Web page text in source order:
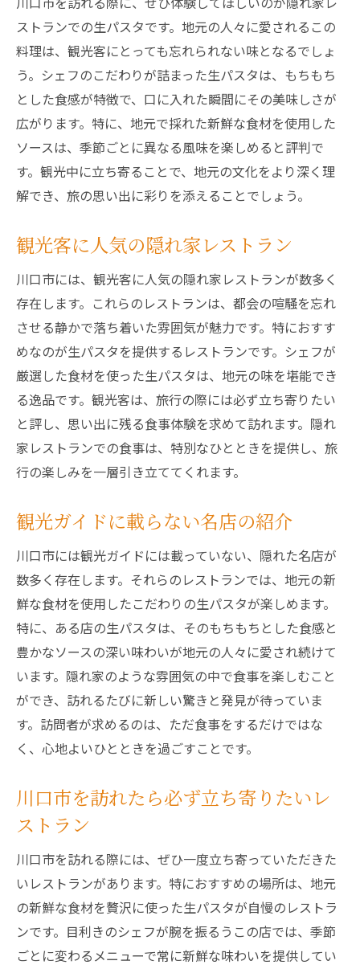
ストランでの生パスタです。地元の人々に愛されるこの
料理は、観光客にとっても忘れられない味となるでしょ
う。シェフのこだわりが詰まった生パスタは、もちもち
とした食感が特徴で、口に入れた瞬間にその美味しさが
広がります。特に、地元で採れた新鮮な食材を使用した
ソースは、季節ごとに異なる風味を楽しめると評判で
す。観光中に立ち寄ることで、地元の文化をより深く理
解でき、旅の思い出に彩りを添えることでしょう。
観光客に人気の隠れ家レストラン
川口市には、観光客に人気の隠れ家レストランが数多く
存在します。これらのレストランは、都会の喧騒を忘れ
させる静かで落ち着いた雰囲気が魅力です。特におすす
めなのが生パスタを提供するレストランです。シェフが
厳選した食材を使った生パスタは、地元の味を堪能でき
る逸品です。観光客は、旅行の際には必ず立ち寄りたい
と評し、思い出に残る食事体験を求めて訪れます。隠れ
家レストランでの食事は、特別なひとときを提供し、旅
行の楽しみを一層引き立ててくれます。
観光ガイドに載らない名店の紹介
川口市には観光ガイドには載っていない、隠れた名店が
数多く存在します。それらのレストランでは、地元の新
鮮な食材を使用したこだわりの生パスタが楽しめます。
特に、ある店の生パスタは、そのもちもちとした食感と
豊かなソースの深い味わいが地元の人々に愛され続けて
います。隠れ家のような雰囲気の中で食事を楽しむこと
ができ、訪れるたびに新しい驚きと発見が待っていま
す。訪問者が求めるのは、ただ食事をするだけではな
く、心地よいひとときを過ごすことです。
川口市を訪れたら必ず立ち寄りたいレ
ストラン
川口市を訪れる際には、ぜひ一度立ち寄っていただきた
いレストランがあります。特におすすめの場所は、地元
の新鮮な食材を贅沢に使った生パスタが自慢のレストラ
ンです。目利きのシェフが腕を振るうこの店では、季節
ごとに変わるメニューで常に新鮮な味わいを提供してい